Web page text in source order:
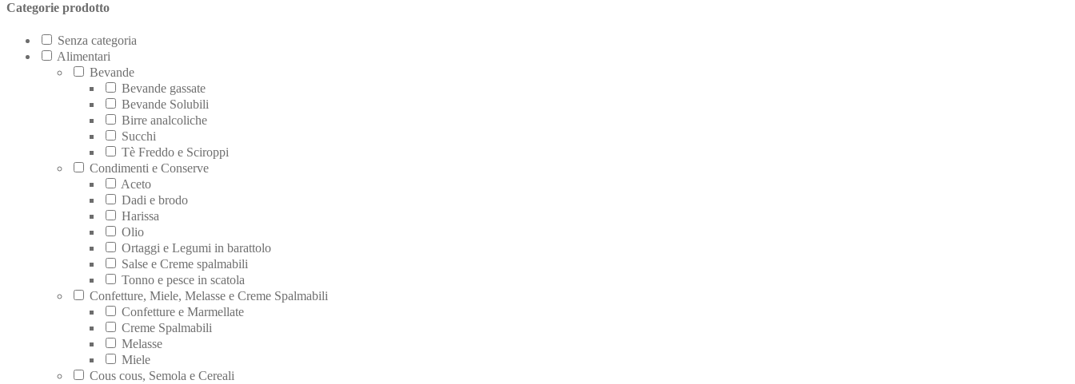
Categorie prodotto
Senza categoria
Alimentari
Bevande
Bevande gassate
Bevande Solubili
Birre analcoliche
Succhi
Tè Freddo e Sciroppi
Condimenti e Conserve
Aceto
Dadi e brodo
Harissa
Olio
Ortaggi e Legumi in barattolo
Salse e Creme spalmabili
Tonno e pesce in scatola
Confetture, Miele, Melasse e Creme Spalmabili
Confetture e Marmellate
Creme Spalmabili
Melasse
Miele
Cous cous, Semola e Cereali